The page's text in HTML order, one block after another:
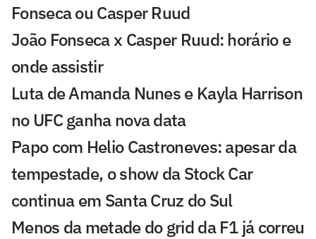
Fonseca ou Casper Ruud
João Fonseca x Casper Ruud: horário e
onde assistir
Luta de Amanda Nunes e Kayla Harrison
no UFC ganha nova data
Papo com Helio Castroneves: apesar da
tempestade, o show da Stock Car
continua em Santa Cruz do Sul
Menos da metade do grid da F1 já correu